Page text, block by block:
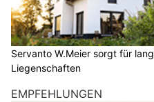
Servanto W.Meier sorgt für
Liegenschaften
EMPFEHLUNGEN